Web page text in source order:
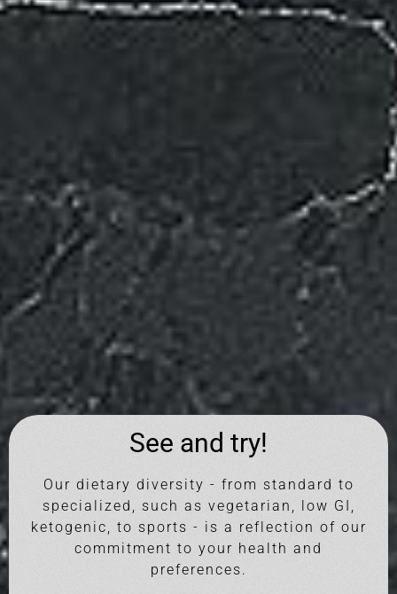
See and try!
Our dietary diversity - from standard to
specialized, such as vegetarian, low GI,
ketogenic, to sports - is a reflection of our
commitment to your health and
preferences.